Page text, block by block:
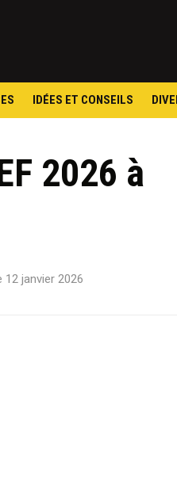
IDÉES ET CONSEILS
2026 à
12 janvier 2026